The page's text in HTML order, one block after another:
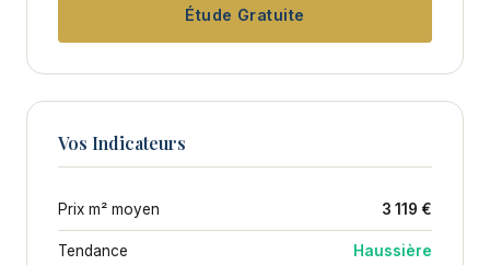
Étude Gratuite
Vos Indicateurs
Prix m² moyen 3 119 €
Tendance Haussière